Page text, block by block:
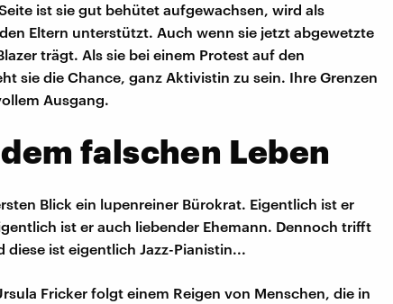
ist sie gut behütet aufgewachsen, wird als
Eltern unterstützt. Auch wenn sie jetzt abgewetzte
trägt. Als sie bei einem Protest auf den
sie die Chance, ganz Aktivistin zu sein. Ihre Grenzen
Ausgang.
falschen Leben
Blick ein lupenreiner Bürokrat. Eigentlich ist er
ist er auch liebender Ehemann. Dennoch trifft
diese ist eigentlich Jazz-Pianistin...
Fricker folgt einem Reigen von Menschen, die in